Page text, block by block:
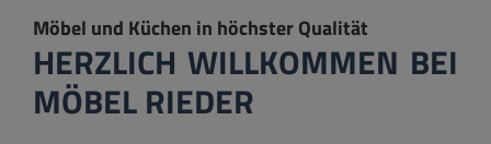
Möbel und Küchen in höchster Qualität
HERZLICH WILLKOMMEN BEI
MÖBEL RIEDER